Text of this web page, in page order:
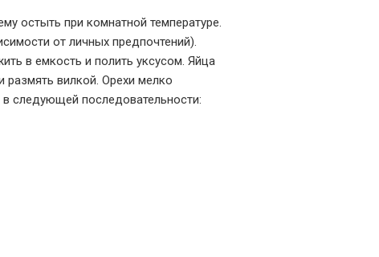
остыть при комнатной температуре.
от личных предпочтений).
в емкость и полить уксусом. Яйца
размять вилкой. Орехи мелко
следующей последовательности: